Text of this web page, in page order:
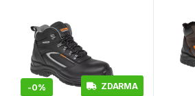
-0% ZDARMA